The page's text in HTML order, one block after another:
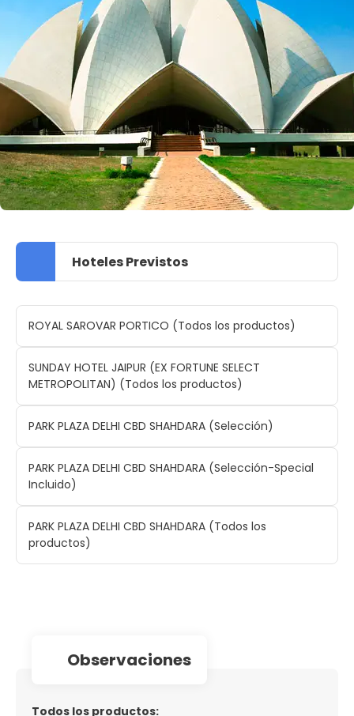
Hoteles Previstos
ROYAL SAROVAR PORTICO (Todos los productos)
SUNDAY HOTEL JAIPUR (EX FORTUNE SELECT
METROPOLITAN) (Todos los productos)
PARK PLAZA DELHI CBD SHAHDARA (Selección)
PARK PLAZA DELHI CBD SHAHDARA (Selección-Special
Incluido)
PARK PLAZA DELHI CBD SHAHDARA (Todos los
productos)
observaciones
Todos los productos: